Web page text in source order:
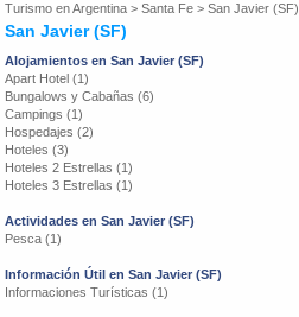
Turismo enArgentina > Santa Fe > San Javier (SF)
San Javier (SF)
Alojamientos en San Javier (SF)
Apart Hotel (1)
Bungalows y Cabañas (6)
Campings (1)
Hospedajes (2)
Hoteles (3)
Hoteles 2 Estrellas (1)
Hoteles 3 Estrellas (1)
Actividades en San Javier (SF)
Pesca (1)
Información Útil en San Javier (SF)
Informaciones Turísticas (1)